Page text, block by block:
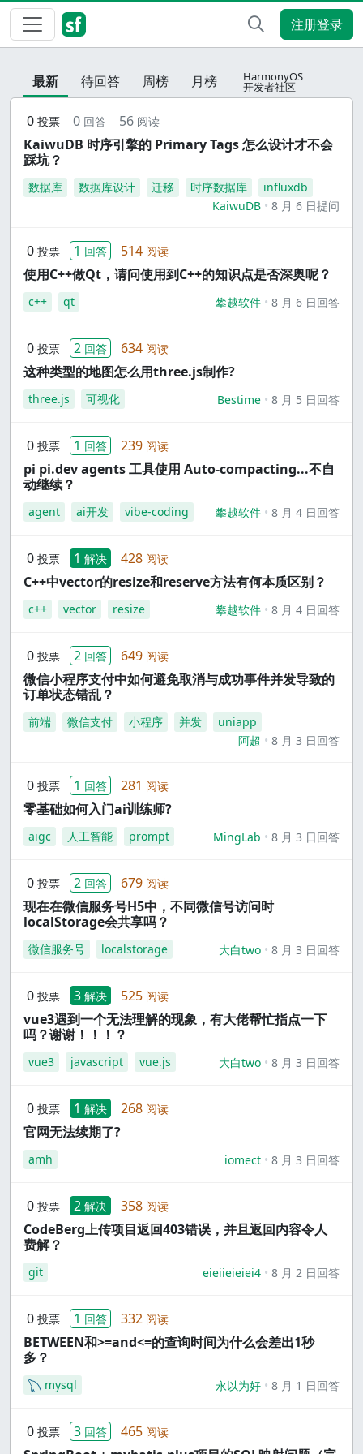
注册登录
最新 待回答 周榜 月榜 HarmonyOS
开发者社区
0 投票 0 回答 56 阅读
KaiwuDB 时序引擎的 Primary Tags 怎么设计才不会
踩坑？
数据库 数据库设计 迁移 时序数据库
influxdb
KaiwuDB
8 月 6 日提问
0 投票 1 回答 514 阅读
使用C++做Qt，请问使用到C++的知识点是否深奥呢？
c++ qt 攀越软件 8 月 6 日回答
0 投票 2 回答 634 阅读
这种类型的地图怎么用three.js制作?
three.js 可视化 Bestime 8 月 5 日回答
0 投票 1 回答 239 阅读
pi pi.dev agents 工具使用 Auto-compacting...不自
动继续？
agent ai开发 vibe-coding 攀越软件 8 月 4 日回答
0 投票 1 解决 428 阅读
C++中vector的resize和reserve方法有何本质区别？
c++ vector resize 攀越软件 8 月 4 日回答
0 投票 2 回答 649 阅读
微信小程序支付中如何避免取消与成功事件并发导致的
订单状态错乱？
前端 微信支付 小程序 并发
uniapp
阿超
8 月 3 日回答
0 投票 1 回答 281 阅读
零基础如何入门ai训练师?
aigc 人工智能 prompt MingLab 8 月 3 日回答
0 投票 2 回答 679 阅读
现在在微信服务号H5中，不同微信号访问时
localStorage会共享吗？
微信服务号 localstorage 大白two 8 月 3 日回答
0 投票 3 解决 525 阅读
vue3遇到一个无法理解的现象，有大佬帮忙指点一下
吗？谢谢！！！？
vue3 javascript vue.js 大白two 8 月 3 日回答
0 投票 1 解决 268 阅读
官网无法续期了?
amh iomect 8 月 3 日回答
0 投票 2 解决 358 阅读
CodeBerg上传项目返回403错误，并且返回内容令人
费解？
git eieiieieiei4 8 月 2 日回答
0 投票 1 回答 332 阅读
BETWEEN和>=and<=的查询时间为什么会差出1秒
多？
mysql 永以为好 8 月 1 日回答
0 投票 3 回答 465 阅读